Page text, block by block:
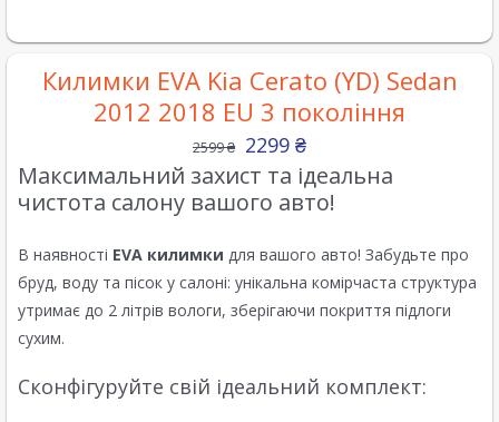
Килимки EVA Kia Cerato (YD) Sedan
2012 2018 EU 3 покоління
2599₴ 2299 ₴
Максимальний захист та ідеальна
чистота салону вашого авто!
В наявності EVA килимки для вашого авто! Забудьте про
бруд, воду та пісок у салоні: унікальна комірчаста структура
утримає до 2 літрів вологи, зберігаючи покриття підлоги
сухим.
Сконфігуруйте свій ідеальний комплект: